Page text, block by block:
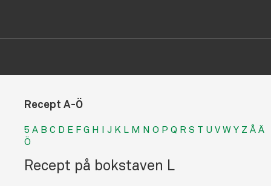
Recept A-Ö
5 A B C D E F G H I J K L M N O P Q R S T U V W Y Z Å Ä
Ö
Recept på bokstaven L